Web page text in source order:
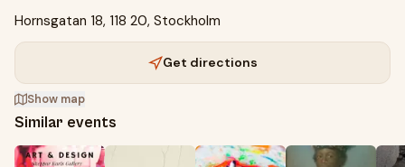
Hornsgatan 18, 118 20, Stockholm
Get directions
Show map
Similar events